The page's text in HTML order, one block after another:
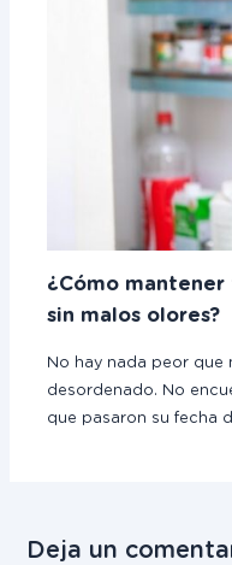
¿Cómo
sin malos olores?
No hay nada peor que
desordenado. No
que pasaron su fecha
Deja un